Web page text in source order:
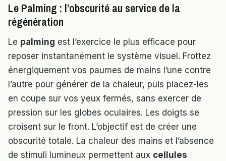
Le Palming : l’obscurité au service de la
régénération
Le palming est l’exercice le plus efficace pour
reposer instantanément le système visuel. Frottez
énergiquement vos paumes de mains l’une contre
l’autre pour générer de la chaleur, puis placez-les
en coupe sur vos yeux fermés, sans exercer de
pression sur les globes oculaires. Les doigts se
croisent sur le front. L’objectif est de créer une
obscurité totale. La chaleur des mains et l’absence
de stimuli lumineux permettent aux cellules